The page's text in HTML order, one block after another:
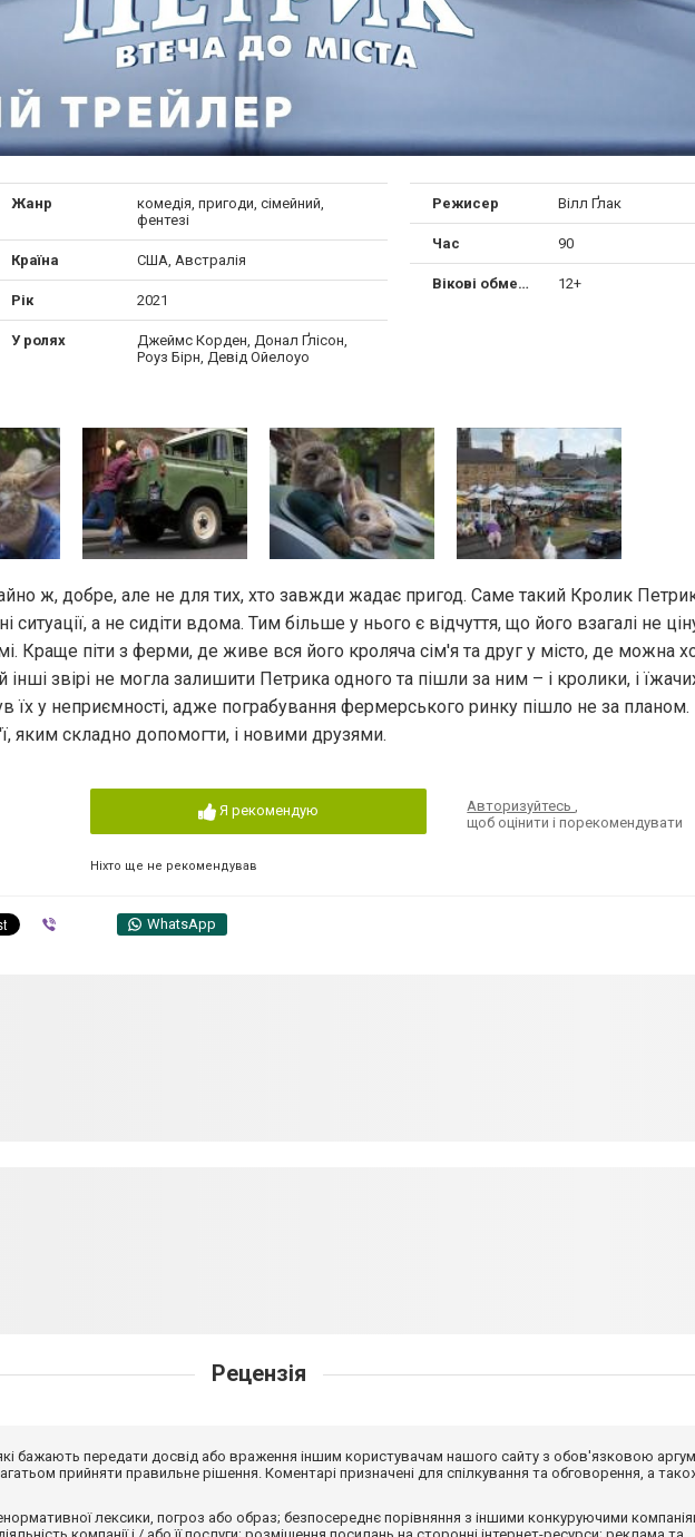
Жанр
комедія, пригоди, сімейний,
фентезі
Країна США, Австралія
Рік 2021
У ролях
Джеймс Корден, Донал Ґлісон,
Роуз Бірн, Девід Ойелоуо
Режисер Вілл Ґлак
Час 90
Вікові обмеження 12+
ж, добре, але не для тих, хто завжди жадає пригод. Саме такий Кролик
ситуації, а не сидіти вдома. Тим більше у нього є відчуття, що його взагалі не
Краще піти з ферми, де живе вся його кроляча сім'я та друг у місто, де можна
звірі не могла залишити Петрика одного та пішли за ним – і кролики, і
їх у неприємності, адже пограбування фермерського ринку пішло не за
яким складно допомогти, і новими друзями.
Я рекомендую
Ніхто ще не рекомендував
Авторизуйтесь,
щоб оцінити і порекомендувати
WhatsApp
Рецензія
бажають передати досвід або враження іншим користувачам нашого сайту з обов'язковою
прийняти правильне рішення. Коментарі призначені для спілкування та обговорення, а
лексики, погроз або образ; безпосереднє порівняння з іншими конкуруючими